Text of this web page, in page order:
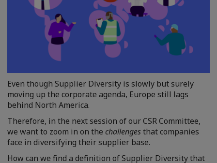
Even though Supplier Diversity is slowly but surely
moving up the corporate agenda, Europe still lags
behind North America.
Therefore, in the next session of our CSR Committee,
we want to zoom in on the challengesthat companies
face in diversifying their supplier base.
How can we find a definition of Supplier Diversity that